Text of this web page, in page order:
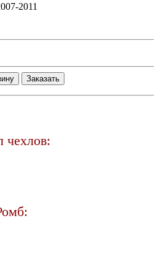
2011
Заказать
чехлов: